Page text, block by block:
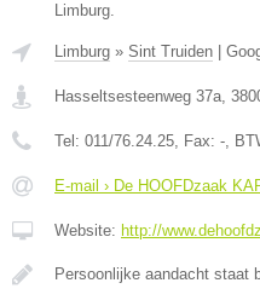
Limburg.
Limburg » Sint Truiden
Hasseltsesteenweg 37a,
Tel: 011/76.24.25, Fax: -,
E-mail › De HOOFDzaak
Website: http://
Persoonlijke aandacht staat